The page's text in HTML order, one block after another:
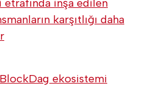
inşa edilen
karşıtlığı daha
ekosistemi